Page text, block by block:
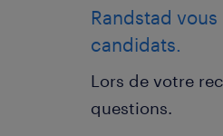
Randstad
candidats.
Lors de votre
questions.